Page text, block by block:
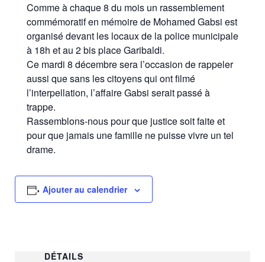
Comme à chaque 8 du mois un rassemblement
commémoratif en mémoire de Mohamed Gabsi est
organisé devant les locaux de la police municipale
à 18h et au 2 bis place Garibaldi.
Ce mardi 8 décembre sera l’occasion de rappeler
aussi que sans les citoyens qui ont filmé
l’interpellation, l’affaire Gabsi serait passé à
trappe.
Rassemblons-nous pour que justice soit faite et
pour que jamais une famille ne puisse vivre un tel
drame.
Ajouter au calendrier
DÉTAILS